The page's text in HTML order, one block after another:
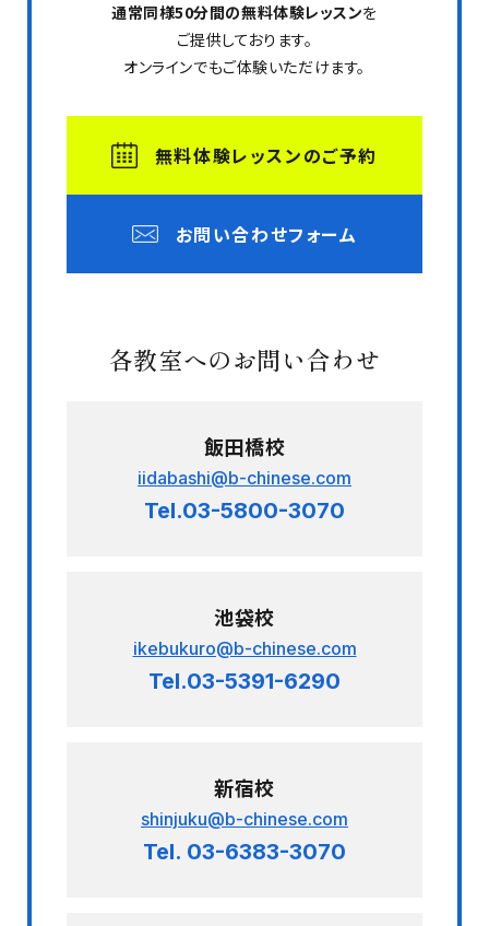
通常同様50分間の無料体験レッスンを
ご提供しております。
オンラインでもご体験いただけます。
無料体験レッスンのご予約
お問い合わせフォーム
各教室へのお問い合わせ
飯田橋校
iidabashi@b-chinese.com
Tel.03-5800-3070
池袋校
ikebukuro@b-chinese.com
Tel.03-5391-6290
新宿校
shinjuku@b-chinese.com
Tel. 03-6383-3070